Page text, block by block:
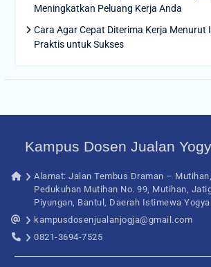
Meningkatkan Peluang Kerja Anda
Cara Agar Cepat Diterima Kerja Menurut
Praktis untuk Sukses
Kampus Dosen Jualan
Alamat: Jalan Tembus Draman –
Pedukuhan Mutihan No. 99, Mutihan,
Piyungan, Bantul, Daerah Istimewa
kampusdosenjualanjogja@gmail.com
0821-3694-7525